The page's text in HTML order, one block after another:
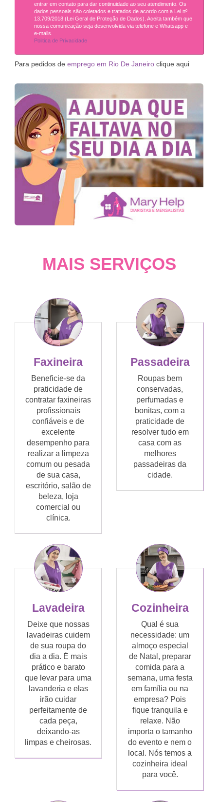
entrar em contato para dar continuidade ao seu atendimento. Os
dados pessoais são coletados e tratados de acordo com a Lei nº
13.709/2018 (Lei Geral de Proteção de Dados). Aceita também que
nossa comunicação seja desenvolvida via telefone e Whatsapp e
e-mails.
Politica de Privacidade
Para pedidos de emprego em Rio De Janeiro clique aqui
MAIS SERVIÇOS
Faxineira
Beneficie-se da
praticidade de
contratar faxineiras
profissionais
confiáveis e de
excelente
desempenho para
realizar a limpeza
comum ou pesada
de sua casa,
escritório, salão de
beleza, loja
comercial ou
clínica.
Passadeira
Roupas bem
conservadas,
perfumadas e
bonitas, com a
praticidade de
resolver tudo em
casa com as
melhores
passadeiras da
cidade.
Lavadeira
Deixe que nossas
lavadeiras cuidem
de sua roupa do
dia a dia. É mais
prático e barato
que levar para uma
lavanderia e elas
irão cuidar
perfeitamente de
cada peça,
deixando-as
limpas e cheirosas.
Cozinheira
Qual é sua
necessidade: um
almoço especial
de Natal, preparar
comida para a
semana, uma festa
em família ou na
empresa? Pois
fique tranquila e
relaxe. Não
importa o tamanho
do evento e nem o
local. Nós temos a
cozinheira ideal
para você.